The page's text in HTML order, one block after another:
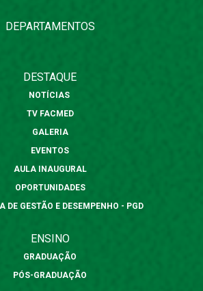
DEPARTAMENTOS
DESTAQUE
NOTÍCIAS
TV FACMED
GALERIA
EVENTOS
AULA INAUGURAL
OPORTUNIDADES
DE GESTÃO E DESEMPENHO - PGD
ENSINO
GRADUAÇÃO
PÓS-GRADUAÇÃO